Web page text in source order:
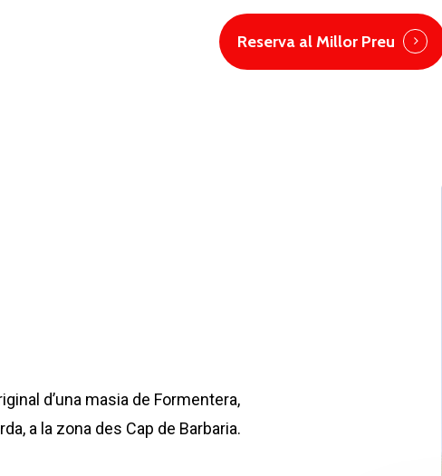
Reserva al Millor Preu
d’una masia de Formentera,
a la zona des Cap de Barbaria.